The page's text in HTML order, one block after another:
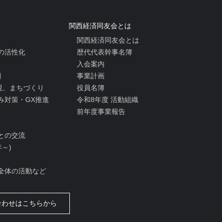
活性化
まちづくり
対策・GX推進
の交流
～)
体の活動など
関西経済同友会とは
関西経済同友会とは
歴代代表幹事名簿
入会案内
事業計画
役員名簿
令和8年度 活動組織
前年度事業報告
せはこちらから